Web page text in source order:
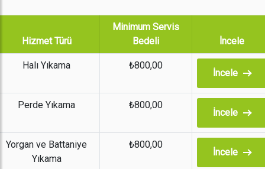
Hizmet Türü
Minimum Servis
Bedeli
İncele
Halı Yıkama ₺800,00
İncele
Perde Yıkama ₺800,00
İncele
Yorgan ve Battaniye
Yıkama
₺800,00
İncele